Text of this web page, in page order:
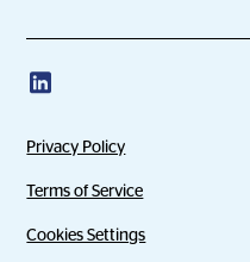
Privacy Policy
Terms of Service
Cookies Settings